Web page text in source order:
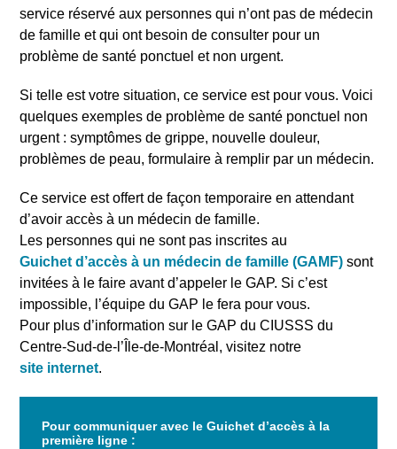
service réservé aux personnes qui n’ont pas de médecin
de famille et qui ont besoin de consulter pour un
problème de santé ponctuel et non urgent.
Si telle est votre situation, ce service est pour vous. Voici
quelques exemples de problème de santé ponctuel non
urgent : symptômes de grippe, nouvelle douleur,
problèmes de peau, formulaire à remplir par un médecin.
Ce service est offert de façon temporaire en attendant
d’avoir accès à un médecin de famille.
Les personnes qui ne sont pas inscrites au
Guichet d’accès à un médecin de famille (GAMF) sont
invitées à le faire avant d’appeler le GAP. Si c’est
impossible, l’équipe du GAP le fera pour vous.
Pour plus d’information sur le GAP du CIUSSS du
Centre-Sud-de-l’Île-de-Montréal, visitez notre
site internet.
Pour communiquer avec le Guichet d’accès à la
première ligne :